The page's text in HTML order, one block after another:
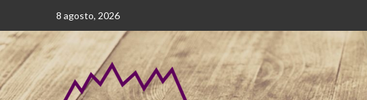
contenido
8 agosto, 2026